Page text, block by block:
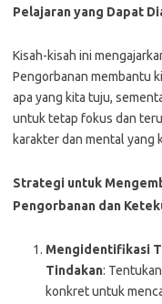
Pelajaran yang Dapat
Kisah-kisah ini
Pengorbanan membantu
apa yang kita tuju,
untuk tetap fokus dan
karakter dan mental yang
Strategi untuk
Pengorbanan dan
Mengidentifikasi
Tindakan:
konkret untuk